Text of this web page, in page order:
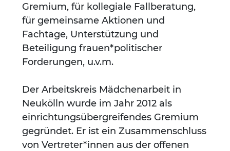
Gremium, für kollegiale Fallberatung,
für gemeinsame Aktionen und
Fachtage, Unterstützung und
Beteiligung frauen*politischer
Forderungen, u.v.m.
Der Arbeitskreis Mädchenarbeit in
Neukölln wurde im Jahr 2012 als
einrichtungsübergreifendes Gremium
gegründet. Er ist ein Zusammenschluss
von Vertreter*innen aus der offenen